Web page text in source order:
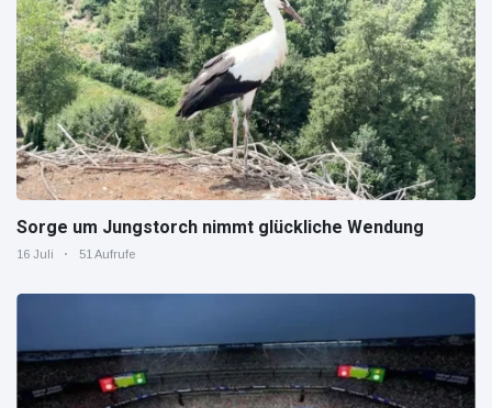
Sorge um Jungstorch nimmt glückliche Wendung
16 Juli 51 Aufrufe